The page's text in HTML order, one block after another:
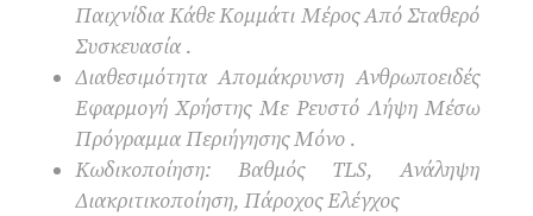
Παιχνίδια Κάθε Κομμάτι Μέρος Από Σταθερό
Συσκευασία .
Διαθεσιμότητα Απομάκρυνση Ανθρωποειδές
Εφαρμογή Χρήστης Με Ρευστό Λήψη Μέσω
Πρόγραμμα Περιήγησης Μόνο .
Κωδικοποίηση: Βαθμός TLS, Ανάληψη
Διακριτικοποίηση, Πάροχος Ελέγχος